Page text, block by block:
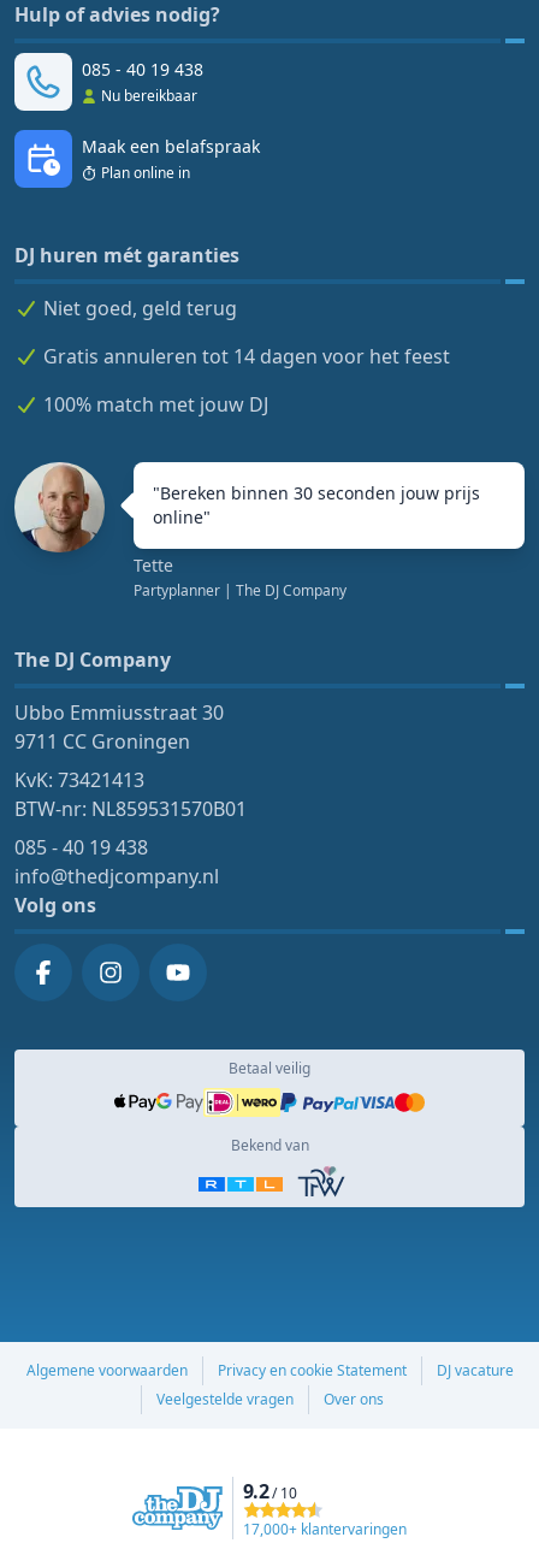
Hulp of advies nodig?
085 - 40 19 438
Nu bereikbaar
Maak een belafspraak
Plan online in
DJ huren mét garanties
Niet goed, geld terug
Gratis annuleren tot 14 dagen voor het feest
100% match met jouw DJ
"Bereken binnen 30 seconden jouw prijs
online"
Tette
Partyplanner | The DJ Company
The DJ Company
Ubbo Emmiusstraat 30
9711 CC Groningen
KvK: 73421413
BTW-nr: NL859531570B01
085 - 40 19 438
info@thedjcompany.nl
Volg ons
Betaal veilig
Bekend van
Algemene voorwaarden Privacy en cookie Statement
DJ vacature
Veelgestelde vragen
Over ons
9.2/ 10
17,000+ klantervaringen